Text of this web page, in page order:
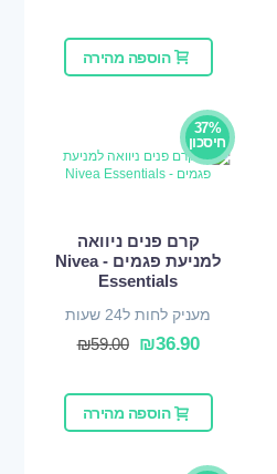
הוספה מהירה
37%
חיסכון
קרם פנים ניוואה
למניעת פגמים - Nivea
Essentials
מעניק לחות ל24 שעות
₪36.90
₪59.00
הוספה מהירה